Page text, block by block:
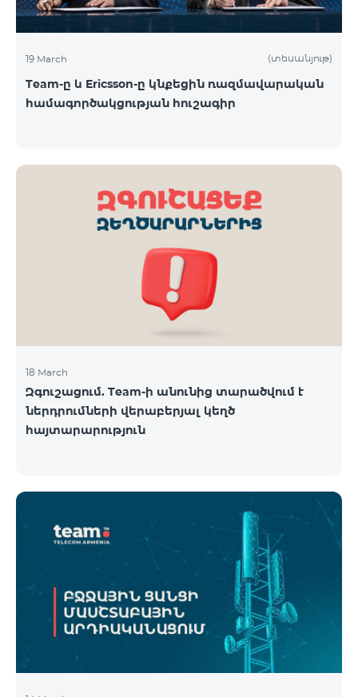
19 March (տեսանյութ)
Team-ը և Ericsson-ը կնքեցին ռազմավարական
համագործակցության հուշագիր
18 March
Զգուշացում. Team-ի անունից տարածվում է
ներդրումների վերաբերյալ կեղծ
հայտարարություն